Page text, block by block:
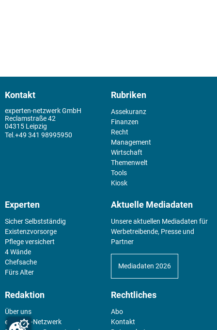
Kontakt
experten-netzwerk GmbH
Reclamstraße 42
04315 Leipzig
+49 341 98995950
Rubriken
Assekuranz
Finanzen
Recht
Management
Wirtschaft
Themenwelt
Tools
Kiosk
Experten
Sicher Selbstständig
Existenz­vorsorge
Pflege versichert
4 Wände
Chefsache
Fürs Alter
Aktuelle Mediadaten
Unsere aktuellen Mediadaten für
Werbetreibende, Presse und
Partner
Mediadaten 2026
Redaktion
Über uns
experten-Netzwerk
Rechtliches
Abo
Kontakt